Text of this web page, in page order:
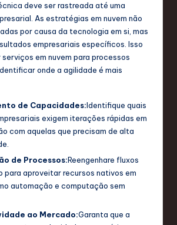
deve ser rastreada até uma
As estratégias em nuvem não
por causa da tecnologia em si, mas
empresariais específicos. Isso
em nuvem para processos
onde a agilidade é mais
de Capacidades:Identifique quais
exigem iterações rápidas em
com aquelas que precisam de alta
de Processos:Reengenhare fluxos
para aproveitar recursos nativos em
automação e computação sem
ao Mercado:Garanta que a